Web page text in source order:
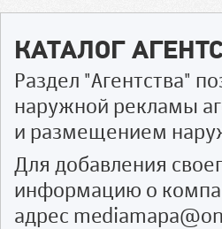
КАТАЛОГ
Раздел "Агентства"
наружной рекламы
и размещением
Для добавления
информацию о
адрес